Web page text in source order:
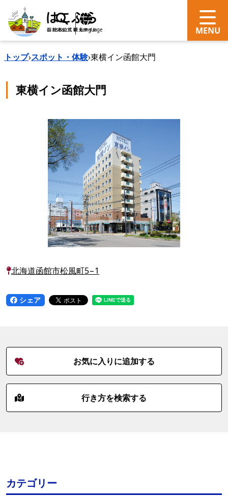
search Language
トップ›スポット・体験›東横イン函館大門
東横イン函館大門
北海道函館市松風町5−1
シェア
お気に入りに追加する
行き方を検索する
カテゴリー